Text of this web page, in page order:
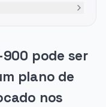
pode ser
plano de
nos